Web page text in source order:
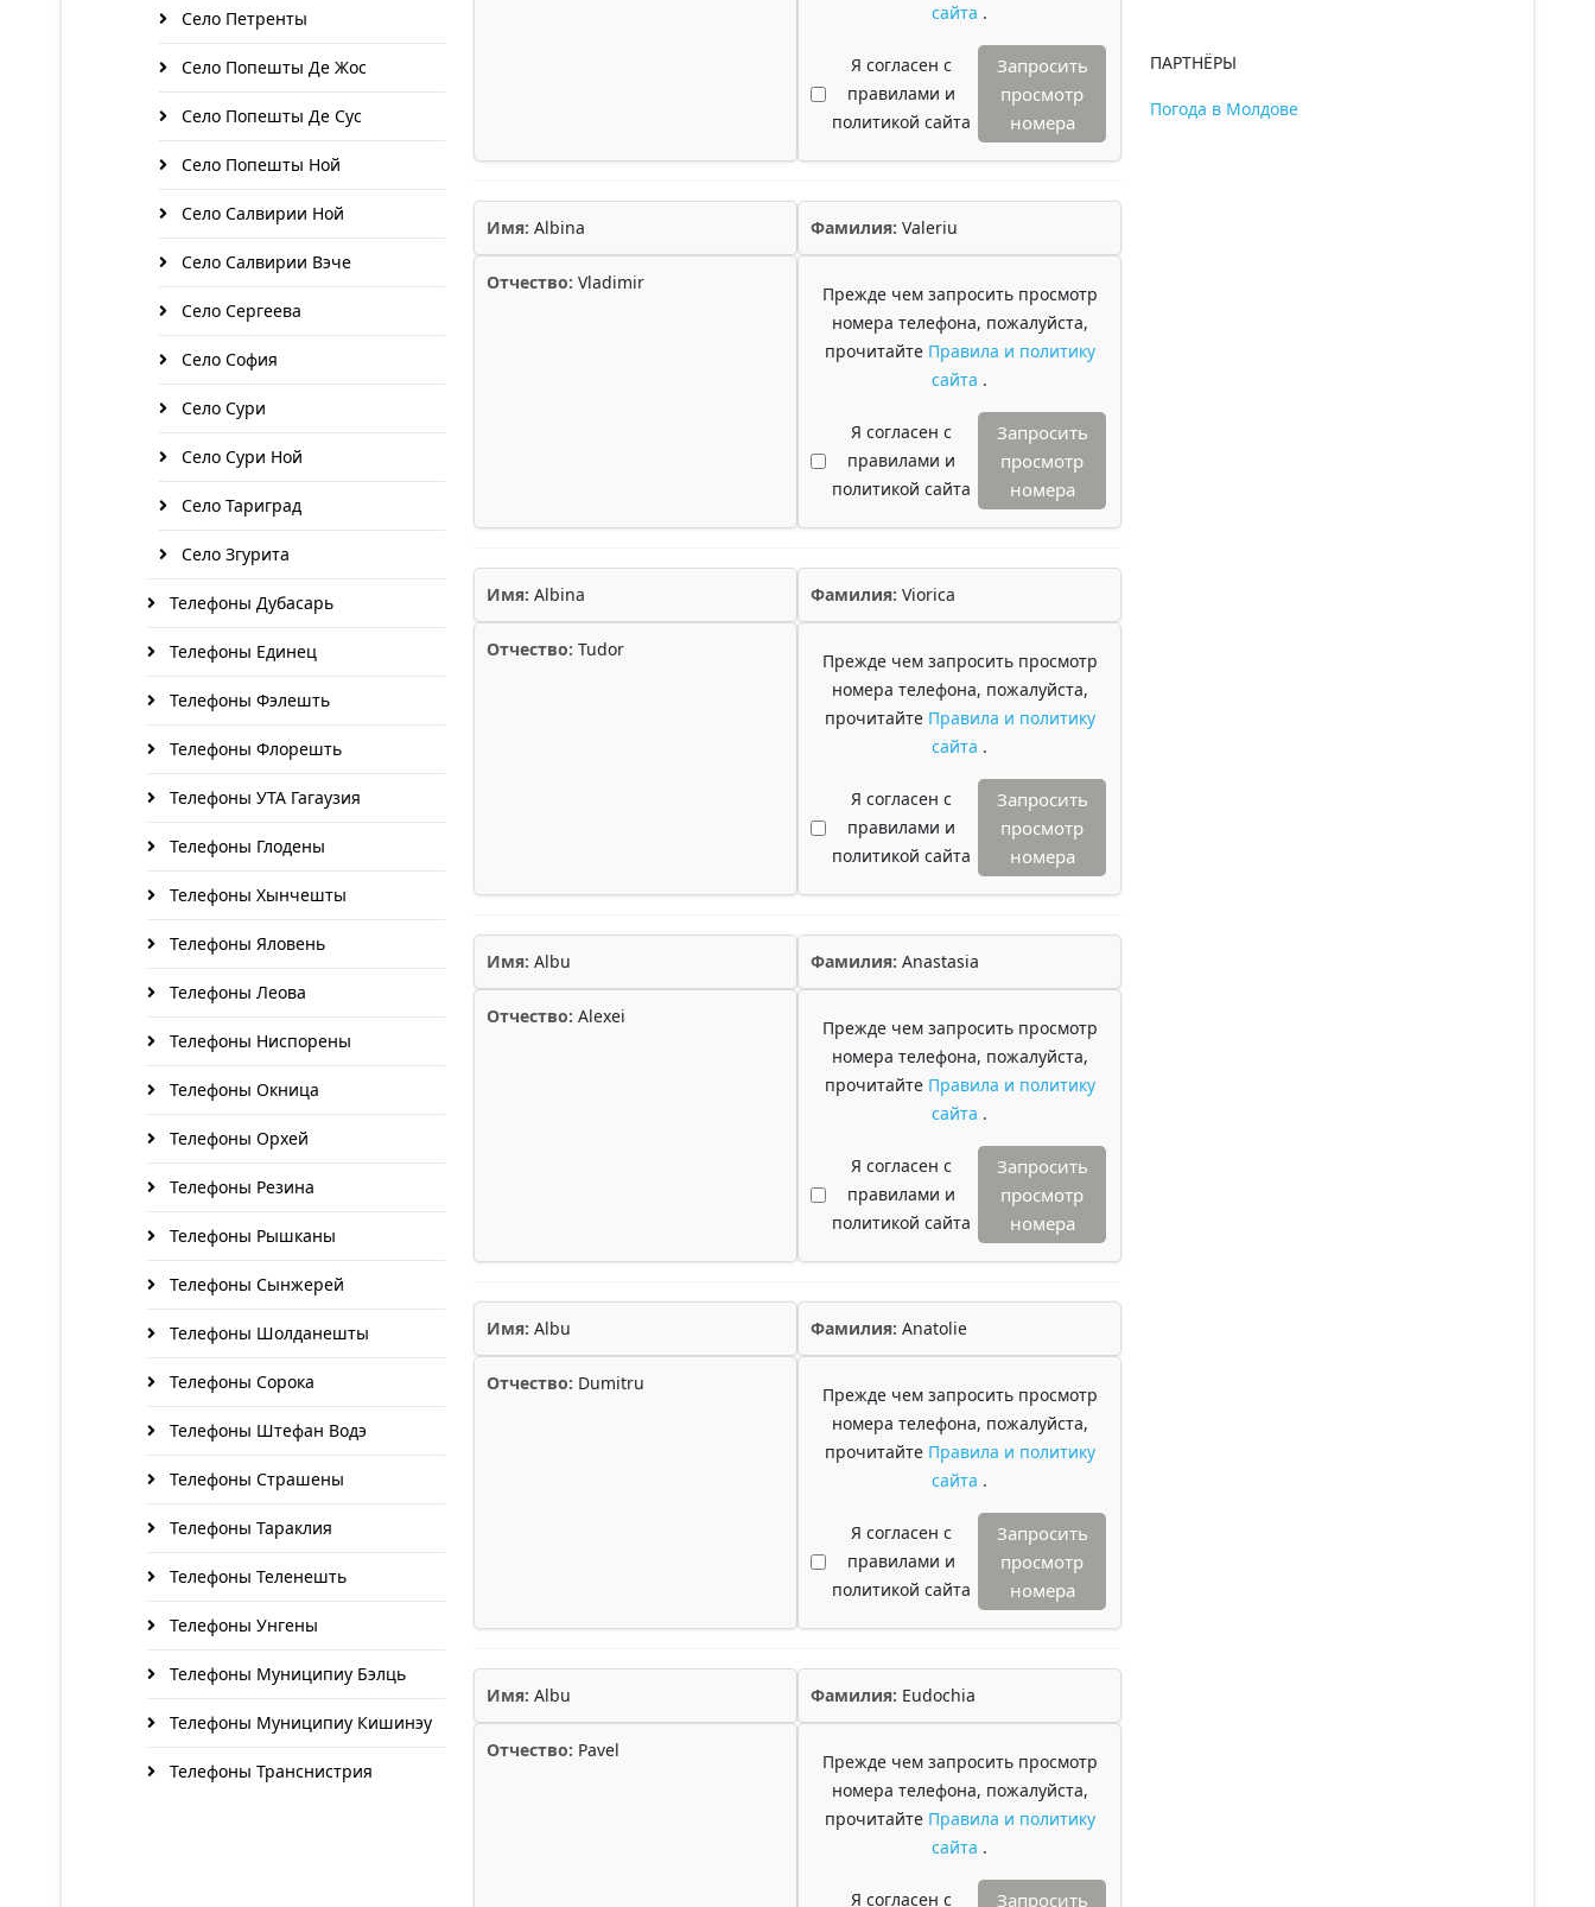
Село Петренты
Село Попешты Де Жос
Село Попешты Де Сус
Село Попешты Ной
Село Салвирии Ной
Село Салвирии Вэче
Село Сергеева
Село София
Село Сури
Село Сури Ной
Село Тариград
Село Згурита
Телефоны Дубасарь
Телефоны Единец
Телефоны Фэлешть
Телефоны Флорешть
Телефоны УТА Гагаузия
Телефоны Глодены
Телефоны Хынчешты
Телефоны Яловень
Телефоны Леова
Телефоны Ниспорены
Телефоны Окница
Телефоны Орхей
Телефоны Резина
Телефоны Рышканы
Телефоны Сынжерей
Телефоны Шолданешты
Телефоны Сорока
Телефоны Штефан Водэ
Телефоны Страшены
Телефоны Тараклия
Телефоны Теленешть
Телефоны Унгены
Телефоны Муниципиу Бэлць
Телефоны Муниципиу Кишинэу
Телефоны Транснистрия
сайта .
Я согласен с
правилами и
политикой сайта
Запросить
просмотр
номера
Имя: Albina Фамилия: Valeriu
Отчество: Vladimir
Прежде чем запросить просмотр
номера телефона, пожалуйста,
прочитайте Правила и политику
сайта .
Я согласен с
правилами и
политикой сайта
Запросить
просмотр
номера
Имя: Albina Фамилия: Viorica
Отчество: Tudor
Прежде чем запросить просмотр
номера телефона, пожалуйста,
прочитайте Правила и политику
сайта .
Я согласен с
правилами и
политикой сайта
Запросить
просмотр
номера
Имя: Albu Фамилия: Anastasia
Отчество: Alexei
Прежде чем запросить просмотр
номера телефона, пожалуйста,
прочитайте Правила и политику
сайта .
Я согласен с
правилами и
политикой сайта
Запросить
просмотр
номера
Имя: Albu Фамилия: Anatolie
Отчество: Dumitru
Прежде чем запросить просмотр
номера телефона, пожалуйста,
прочитайте Правила и политику
сайта .
Я согласен с
правилами и
политикой сайта
Запросить
просмотр
номера
Имя: Albu Фамилия: Eudochia
Отчество: Pavel
Прежде чем запросить просмотр
номера телефона, пожалуйста,
прочитайте Правила и политику
сайта .
Я согласен с Запросить
ПАРТНЁРЫ
Погода в Молдове